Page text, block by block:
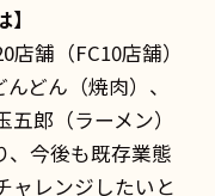
舗（FC10店舗）
どん（焼肉）、
郎（ラーメン）
、今後も既存業態
ャレンジしたいと